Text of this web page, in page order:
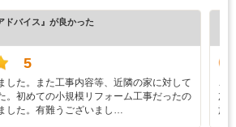
ドバイス』が良かった
5
した。また工事内容等、近隣の家に対して
。初めての小規模リフォーム工事だったの
した。有難うございまし…
加
施